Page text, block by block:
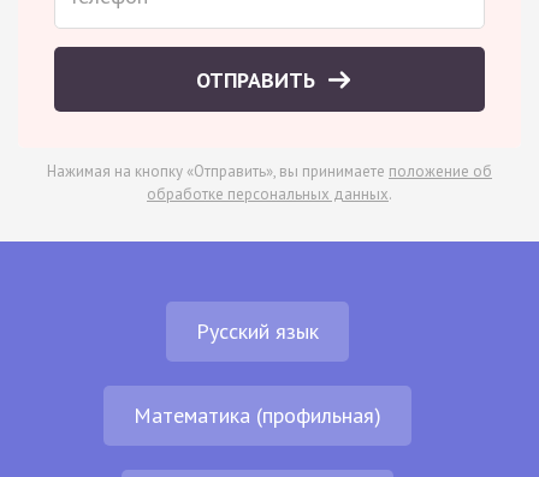
ОТПРАВИТЬ
Нажимая на кнопку «Отправить», вы принимаете положение об
обработке персональных данных.
Русский язык
Математика (профильная)